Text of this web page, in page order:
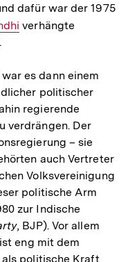
dafür war der 1975
verhängte
es dann einem
politischer
regierende
verdrängen. Der
– sie
auch Vertreter
Volksvereinigung
politische Arm
zur Indische
, BJP). Vor allem
eng mit dem
politische Kraft